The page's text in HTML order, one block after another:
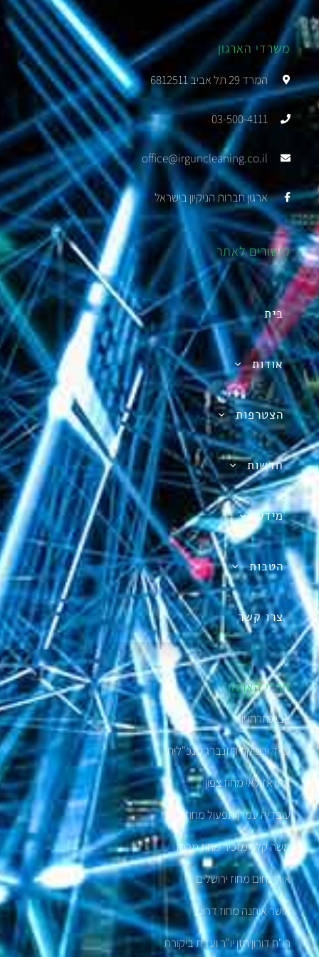
משרדי הארגון
המרד 29 תל אביב 6812511
03-500-4111
office@irguncleaning.co.il
ארגון חברות הניקיון בישראל
קישורים לאתר
בית
אודות
הצטרפות
חדשות
מידע
הטבות
צרו קשר
חברי הארגון
אבי מזרחי יו"ר
עו”ד ורוניקה רוזנברג מנכ"לית
אלון אזולאי מחוז צפון
עובדיה עמרן תפעול מחוז מרכז
משה קלר מזכיר מחוז מרכז
אורי נחום מחוז ירושלים
אושר אוחנה מחוז דרום
רו"ח דורון חזן יו"ר ועדת ביקורת